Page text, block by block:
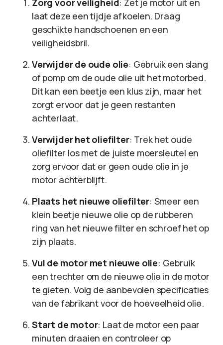
Zorg voor veiligheid : Zet je motor uit en
laat deze een tijdje afkoelen. Draag
geschikte handschoenen en een
veiligheidsbril.
Verwijder de oude olie: Gebruik een slang
of pomp om de oude olie uit het motorbed.
Dit kan een beetje een klus zijn, maar het
zorgt ervoor dat je geen restanten
achterlaat.
Verwijder het oliefilter: Trek het oude
oliefilter los met de juiste moersleutel en
zorg ervoor dat er geen oude olie in je
motor achterblijft.
Plaats het nieuwe oliefilter: Smeer een
klein beetje nieuwe olie op de rubberen
ring van het nieuwe filter en schroef het op
zijn plaats.
Vul de motor met nieuwe olie: Gebruik
een trechter om de nieuwe olie in de motor
te gieten. Volg de aanbevolen specificaties
van de fabrikant voor de hoeveelheid olie.
Start de motor: Laat de motor een paar
minuten draaien en controleer op